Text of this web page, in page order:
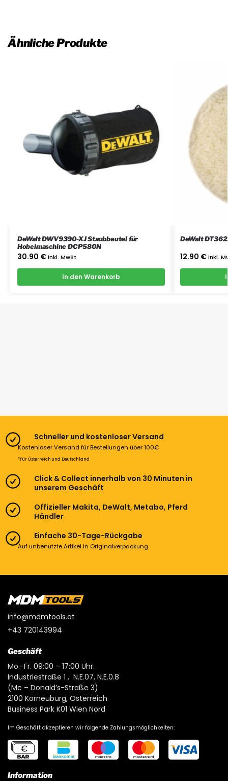
Ähnliche Produkte
DeWalt DWV9390-XJ Staubbeutel für
Hobelmaschine DCP580N
30.90 € inkl. MwSt.
In den Warenkorb
DeWalt
12.90 € inkl.
Schneller und kostenloser Versand
Kostenloser Versand für Bestellungen über 100€
*Für Österreich und Deutschland
Click & Collect innerhalb von 30 Minuten in
unserem Geschäft
Offizieller Makita, DeWalt, Metabo, Pferd
Händler
Einfache 30-Tage-Rückgabe
Auf unbenutzte Artikel in Originalverpackung
info@mdmtools.at
+43 720143994
Geschäft
Mo.-Fr. 09:00 – 17:00 Uhr.
Industriestraße 1 , N.E.07, N.E.0.8
(Mc – Donald’s-Straße 3)
2100 Korneuburg, Österreich
Business Park K01 Wien Nord
Im Geschäft akzeptieren wir folgende Zahlungsmöglichkeiten:
Information